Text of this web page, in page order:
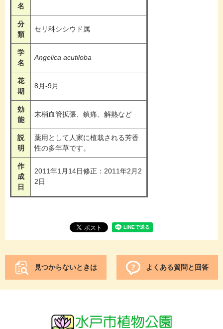
名
分
類
セリ科シシウド属
学
名
Angelica acutiloba
花
期
8月-9月
効
能
末梢血管拡張、鎮痛、解熱など
説
明
薬用として人家に植栽される芳香
性の多年草です。
作
成
日
2011年1月14日修正：2011年2月2
2日
見つからないときは よくある質問と回答